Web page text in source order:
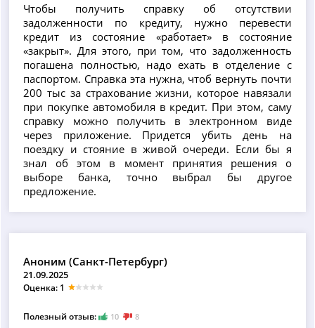
Чтобы получить справку об отсутствии
задолженности по кредиту, нужно перевести
кредит из состояние «работает» в состояние
«закрыт». Для этого, при том, что задолженность
погашена полностью, надо ехать в отделение с
паспортом. Справка эта нужна, чтоб вернуть почти
200 тыс за страхование жизни, которое навязали
при покупке автомобиля в кредит. При этом, саму
справку можно получить в электронном виде
через приложение. Придется убить день на
поездку и стояние в живой очереди. Если бы я
знал об этом в момент принятия решения о
выборе банка, точно выбрал бы другое
предложение.
Аноним (Санкт-Петербург)
21.09.2025
Оценка: 1
Полезный отзыв: 10 8